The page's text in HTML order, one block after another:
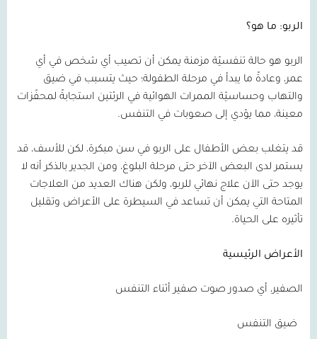
الربو: ما هو؟
الربو هو حالة تنفسيّة مزمنة يمكن أن تصيب أي شخص في أي
عمر، وعادةً ما يبدأ في مرحلة الطفولة؛ حيث يتسبب في ضيق
والتهاب وحساسيّة الممرات الهوائية في الرئتين استجابةً لمحفّزات
معينة، مما يؤدي إلى صعوبات في التنفس.
قد يتغلب بعض الأطفال على الربو في سن مبكرة، لكن للأسف، قد
يستمر لدى البعض الآخر حتى مرحلة البلوغ، ومن الجدير بالذكر أنه لا
يوجد حتى الآن علاج نهائي للربو، ولكن هناك العديد من العلاجات
المتاحة التي يمكن أن تساعد في السيطرة على الأعراض وتقليل
تأثيره على الحياة.
الأعراض الرئيسية
الصفير، أي صدور صوت صفير أثناء التنفس
ضيق التنفس